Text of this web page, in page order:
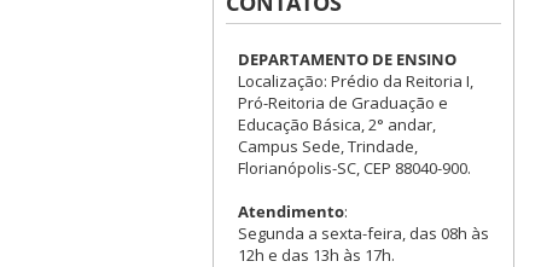
DEPARTAMENTO DE ENSINO
Localização: Prédio da Reitoria I,
Pró-Reitoria de Graduação e
Educação Básica, 2° andar,
Campus Sede, Trindade,
Florianópolis-SC, CEP 88040-900.
Atendimento:
Segunda a sexta-feira, das 08h às
12h e das 13h às 17h.